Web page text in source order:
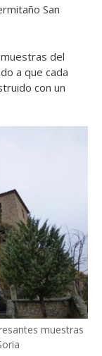
San
del
a que cada
con un
muestras